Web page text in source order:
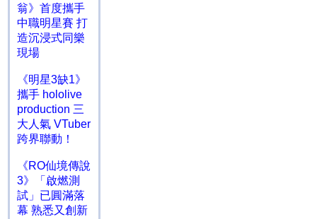
翁》首度攜手
中職明星賽 打
造沉浸式同樂
現場
《明星3缺1》
攜手 hololive
production 三
大人氣 VTuber
跨界聯動！
《RO仙境傳說
3》「啟燃測
試」已圓滿落
幕 熟悉又創新